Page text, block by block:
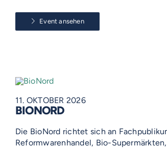
Event ansehen
11. OKTOBER 2026
BIONORD
Die BioNord richtet sich an
Reformwarenhandel, Bio-